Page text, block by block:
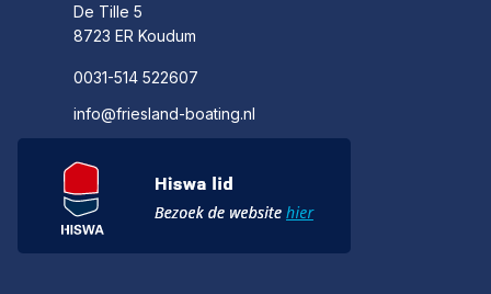
De Tille 5
8723 ER Koudum
0031-514 522607
info@friesland-boating.nl